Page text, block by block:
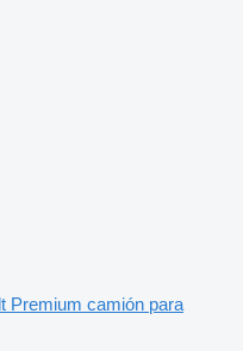
Premium camión para